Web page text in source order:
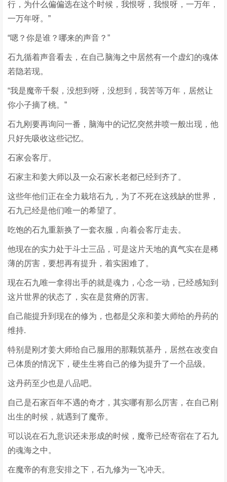
行，为什么偏偏选在这个时候，我恨呀，我恨呀，一万年，
一万年呀。”
“嗯？你是谁？哪来的声音？”
石九循着声音看去，在自己脑海之中居然有一个虚幻的魂体
若隐若现。
“我是魔帝千裂，没想到呀，没想到，我苦等万年，居然让
你小子摘了桃。”
石九刚要再询问一番，脑海中的记忆突然井喷一般出现，他
只好先吸收这些记忆。
石家会客厅。
石家主和姜大师以及一众石家长老都已经到齐了。
这些年他们正在全力栽培石九，为了不死在这残缺的世界，
石九已经是他们唯一的希望了。
吃饱的石九重新换了一套衣服，向着会客厅走去。
他现在的实力处于斗士三品，可是这片天地的真气实在是稀
薄的厉害，要想再有提升，着实困难了。
现在石九唯一拿得出手的就是魂力，心念一动，已经感知到
这片世界的状态了，实在是贫瘠的厉害。
自己能提升到现在的修为，也都是父亲和姜大师给的丹药的
维持.
特别是刚才姜大师给自己服用的那颗筑基丹，居然在改变自
己体质的情况下，硬生生将自己的修为提升了一个品级。
这丹药至少也是八品吧。
自己是石家百年不遇的奇才，其实哪有那么厉害，在自己刚
出生的时候，就遇到了魔帝。
可以说在石九意识还未形成的时候，魔帝已经寄宿在了石九
的魂海之中。
在魔帝的有意安排之下，石九修为一飞冲天。